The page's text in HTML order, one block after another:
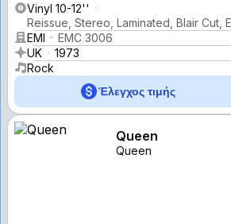
Vinyl 10-12''
Reissue, Stereo, Laminated, Blair Cut,
EMI
EMC 3006
UK
1973
Rock
Έλεγχος τιμής
Queen
Queen